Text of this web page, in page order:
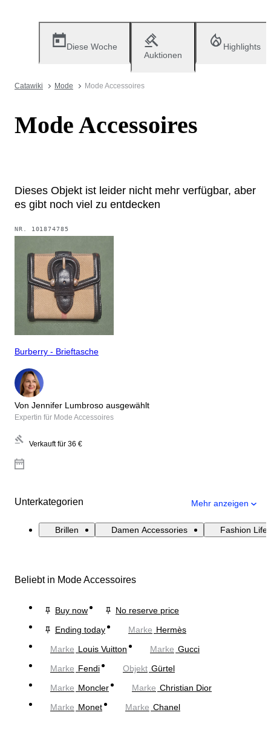
Diese Woche
Auktionen
Highlights
Catawiki Mode Mode Accessoires
Mode Accessoires
Dieses Objekt ist leider nicht mehr verfügbar, aber
es gibt noch viel zu entdecken
NR. 101874785
Burberry - Brieftasche
Von Jennifer Lumbroso ausgewählt
Expertin für Mode Accessoires
Verkauft für 36 €
Unterkategorien Mehr anzeigen
Brillen Damen Accessories Fashion
Beliebt in Mode Accessoires
Buy now
No reserve price
Ending today
Marke Hermès
Marke Louis Vuitton Marke Gucci
Marke Fendi Objekt Gürtel
Marke Moncler Marke Christian Dior
Marke Monet Marke Chanel